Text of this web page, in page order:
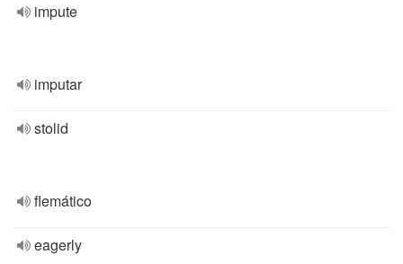
impute
imputar
stolid
flemático
eagerly